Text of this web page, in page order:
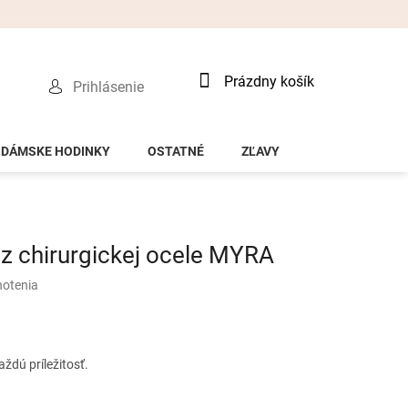
Prihlásenie
Nákupný
Prázdny košík
DÁMSKE HODINKY OSTATNÉ ZĽAVY
chirurgickej ocele MYRA
príležitosť.